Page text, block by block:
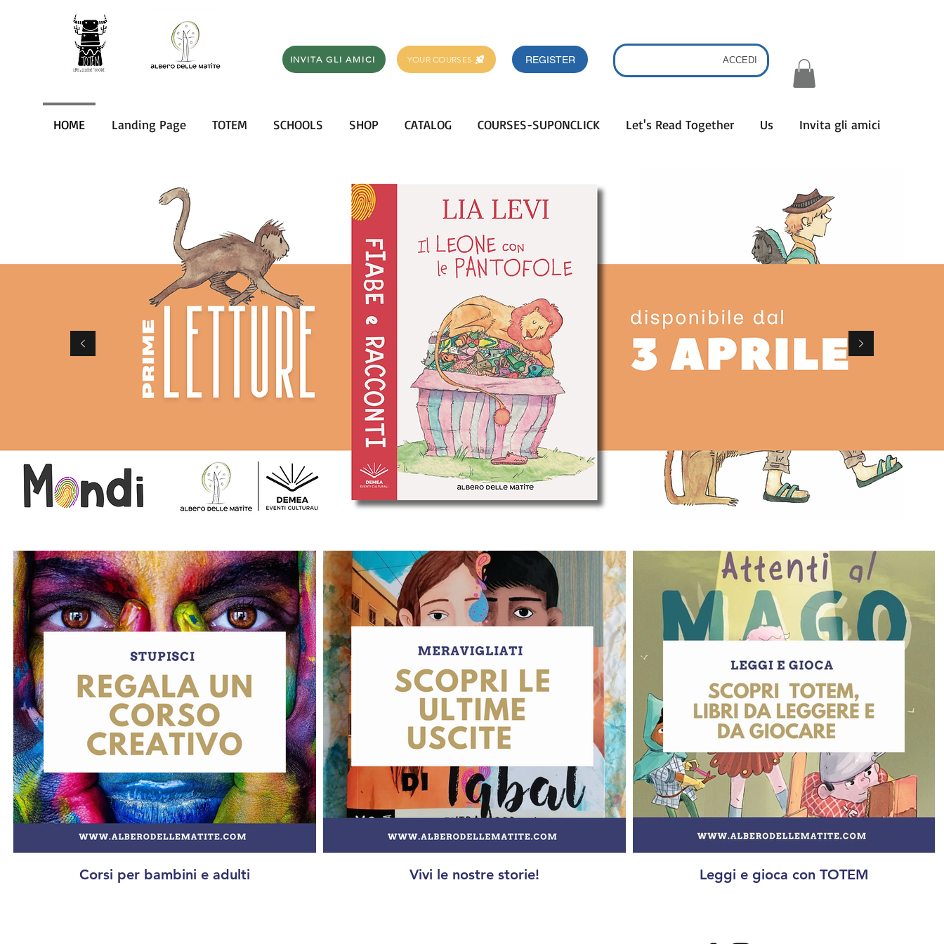
INVITA GLI AMICI YOUR COURSES REGISTER ACCEDI
HOME Landing Page TOTEM SCHOOLS SHOP CATALOG COURSES-SUPONCLICK Let's Read Together Us Invita gli amici
Corsi per bambini e adulti Vivi le nostre storie! Leggi e gioca con TOTEM